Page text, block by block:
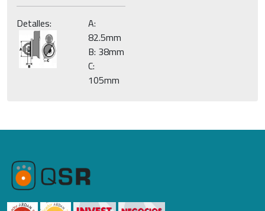
Detalles:
A:
82.5mm
B: 38mm
C:
105mm